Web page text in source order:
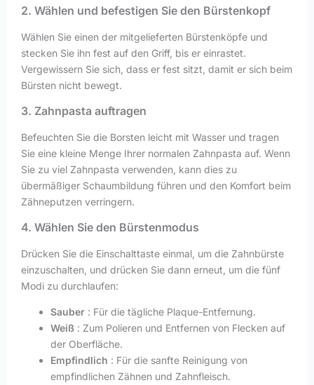
2. Wählen und befestigen Sie den Bürstenkopf
Wählen Sie einen der mitgelieferten Bürstenköpfe und
stecken Sie ihn fest auf den Griff, bis er einrastet.
Vergewissern Sie sich, dass er fest sitzt, damit er sich beim
Bürsten nicht bewegt.
3. Zahnpasta auftragen
Befeuchten Sie die Borsten leicht mit Wasser und tragen
Sie eine kleine Menge Ihrer normalen Zahnpasta auf. Wenn
Sie zu viel Zahnpasta verwenden, kann dies zu
übermäßiger Schaumbildung führen und den Komfort beim
Zähneputzen verringern.
4. Wählen Sie den Bürstenmodus
Drücken Sie die Einschalttaste einmal, um die Zahnbürste
einzuschalten, und drücken Sie dann erneut, um die fünf
Modi zu durchlaufen:
Sauber : Für die tägliche Plaque-Entfernung.
Weiß : Zum Polieren und Entfernen von Flecken auf
der Oberfläche.
Empfindlich : Für die sanfte Reinigung von
empfindlichen Zähnen und Zahnfleisch.